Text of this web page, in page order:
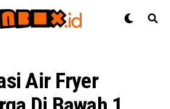
Air Fryer